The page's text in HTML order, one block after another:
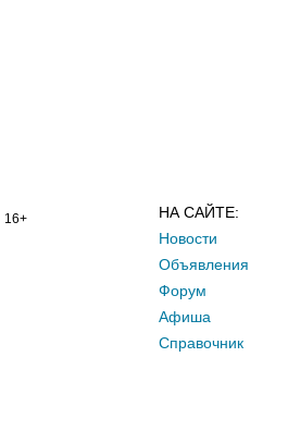
16+
НА САЙТЕ:
Новости
Объявления
Форум
Афиша
Справочник